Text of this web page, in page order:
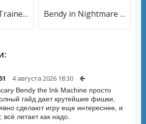
Complete Ear Trainer [Много монет] Bendy in Nightmare Run [Мод меню]
4 августа 2026 18:30
Bendy the Ink Machine просто
гайд дает крутейшие фишки,
сделают игру еще интереснее, и
всё летает как надо.